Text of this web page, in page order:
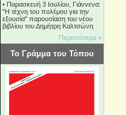
• Παρασκευή 3 Ιουλίου, Γιάννενα:
"Η τέχνη του πολέμου για την
εξουσία" παρουσίαση του νέου
βιβλίου του Δημήτρη Καλτσώνη
Περισσότερα »
Το Γράμμα του Τόπου